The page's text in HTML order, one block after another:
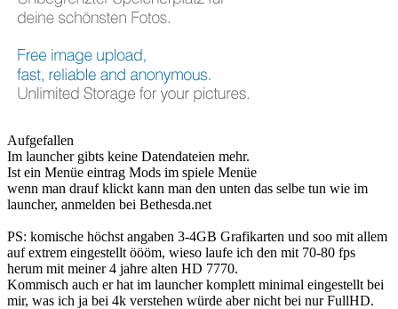
Aufgefallen
Im launcher gibts keine Datendateien mehr.
Ist ein Menüe eintrag Mods im spiele Menüe
wenn man drauf klickt kann man den unten das selbe tun wie im
launcher, anmelden bei Bethesda.net
PS: komische höchst angaben 3-4GB Grafikarten und soo mit allem
auf extrem eingestellt öööm, wieso laufe ich den mit 70-80 fps
herum mit meiner 4 jahre alten HD 7770.
Kommisch auch er hat im launcher komplett minimal eingestellt bei
mir, was ich ja bei 4k verstehen würde aber nicht bei nur FullHD.